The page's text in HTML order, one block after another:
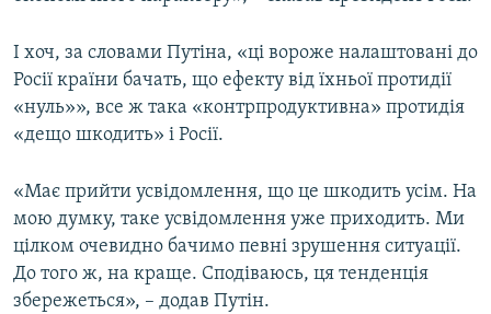
І хоч, за словами Путіна, «ці вороже налаштовані до
Росії країни бачать, що ефекту від їхньої протидії
«нуль»», все ж така «контрпродуктивна» протидія
«дещо шкодить» і Росії.
«Має прийти усвідомлення, що це шкодить усім. На
мою думку, таке усвідомлення уже приходить. Ми
цілком очевидно бачимо певні зрушення ситуації.
До того ж, на краще. Сподіваюсь, ця тенденція
збережеться», – додав Путін.